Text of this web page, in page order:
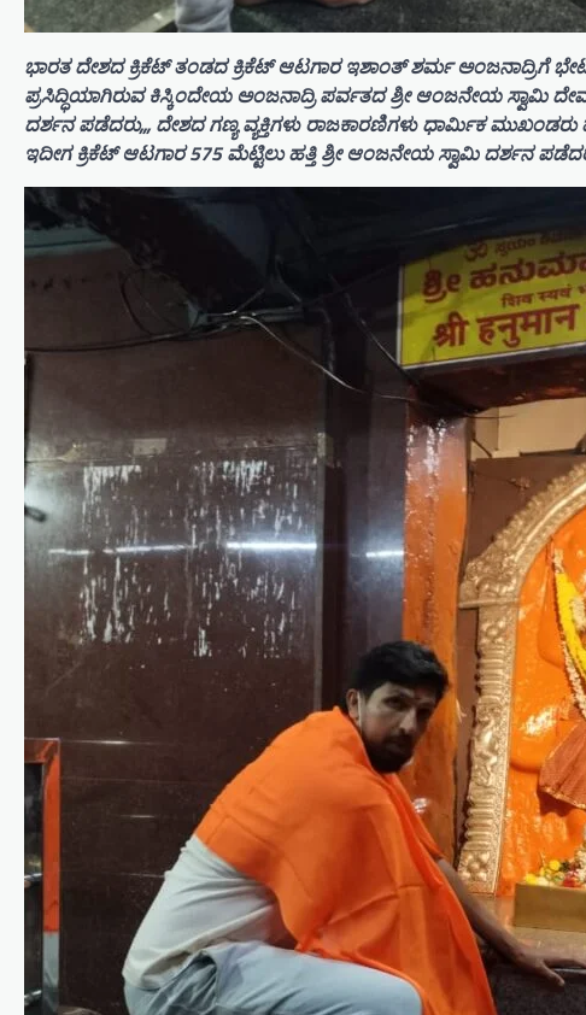
ಭಾರತ ದೇಶದ ಕ್ರಿಕೆಟ್ ತಂಡದ ಕ್ರಿಕೆಟ್ ಆಟಗಾರ ಇಶಾಂತ್ ಶರ್ಮ ಅಂಜನಾದ್ರಿಗೆ
ಪ್ರಸಿದ್ಧಿಯಾಗಿರುವ ಕಿಸ್ಕಿಂದೇಯ ಅಂಜನಾದ್ರಿ ಪರ್ವತದ ಶ್ರೀ ಆಂಜನೇಯ ಸ್ವಾಮಿ
ದರ್ಶನ ಪಡೆದರು,,, ದೇಶದ ಗಣ್ಯ ವ್ಯಕ್ತಿಗಳು ರಾಜಕಾರಣಿಗಳು ಧಾರ್ಮಿಕ ಮುಖಂಡರು
ಇದೀಗ ಕ್ರಿಕೆಟ್ ಆಟಗಾರ 575 ಮೆಟ್ಟಿಲು ಹತ್ತಿ ಶ್ರೀ ಆಂಜನೇಯ ಸ್ವಾಮಿ ದರ್ಶನ